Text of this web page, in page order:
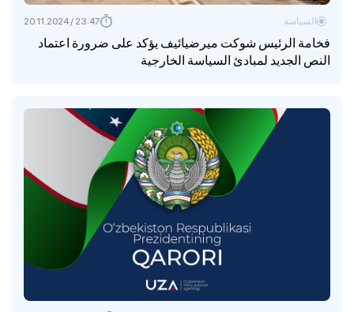
فخامة الرئيس شوكت ميرضيائيف يؤكد على ضرورة اعتماد
النص الجديد لمبادئ السياسة الخارجية
السياسة 23:47 / 20.11.2024